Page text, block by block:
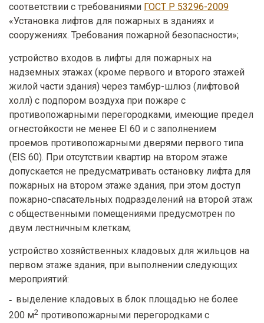
соответствии с требованиями ГОСТ Р 53296-2009
«Установка лифтов для пожарных в зданиях и
сооружениях. Требования пожарной безопасности»;
устройство входов в лифты для пожарных на
надземных этажах (кроме первого и второго этажей
жилой части здания) через тамбур-шлюз (лифтовой
холл) с подпором воздуха при пожаре с
противопожарными перегородками, имеющие предел
огнестойкости не менее EI 60 и с заполнением
проемов противопожарными дверями первого типа
(EIS 60). При отсутствии квартир на втором этаже
допускается не предусматривать остановку лифта для
пожарных на втором этаже здания, при этом доступ
пожарно-спасательных подразделений на второй этаж
с общественными помещениями предусмотрен по
двум лестничным клеткам;
устройство хозяйственных кладовых для жильцов на
первом этаже здания, при выполнении следующих
мероприятий:
выделение кладовых в блок площадью не более
200 м2 противопожарными перегородками с